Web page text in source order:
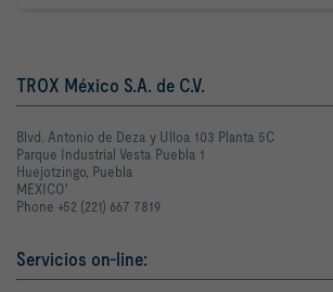
TROX México S.A. de C.V.
Blvd. Antonio de Deza y Ulloa 103 Planta 5C
Parque Industrial Vesta Puebla 1
Huejotzingo, Puebla
MEXICO'
Phone +52 (221) 667 7819
Servicios on-line: